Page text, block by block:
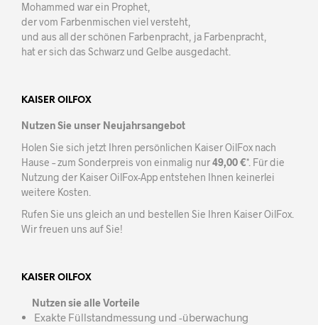
Mohammed war ein Prophet,
der vom Farbenmischen viel versteht,
und aus all der schönen Farbenpracht, ja Farbenpracht,
hat er sich das Schwarz und Gelbe ausgedacht.
KAISER OILFOX
Nutzen Sie unser Neujahrsangebot
Holen Sie sich jetzt Ihren persönlichen Kaiser OilFox nach
Hause – zum Sonderpreis von einmalig nur49,00 €*. Für die
Nutzung der Kaiser OilFox-App entstehen Ihnen keinerlei
weitere Kosten.
Rufen Sie uns gleich an und bestellen Sie Ihren Kaiser OilFox.
Wir freuen uns auf Sie!
KAISER OILFOX
Nutzen sie alle Vorteile
Exakte Füllstandmessung und -überwachung